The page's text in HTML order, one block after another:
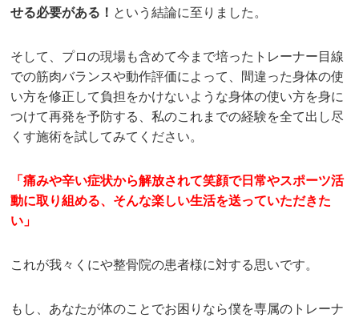
せる必要がある！ という結論に至りました。
そして、プロの現場も含めて今まで培ったトレーナー目線
での筋肉バランスや動作評価によって、間違った身体の使
い方を修正して負担をかけないような身体の使い方を身に
つけて再発を予防する、私のこれまでの経験を全て出し尽
くす施術を試してみてください。
「痛みや辛い症状から解放されて笑顔で日常やスポーツ活
動に取り組める、そんな楽しい生活を送っていただきた
い」
これが我々くにや整骨院の患者様に対する思いです。
もし、あなたが体のことでお困りなら僕を専属のトレーナ